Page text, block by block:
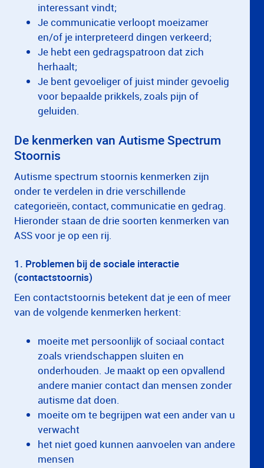
interessant vindt;
Je communicatie verloopt moeizamer
en/of je interpreteerd dingen verkeerd;
Je hebt een gedragspatroon dat zich
herhaalt;
Je bent gevoeliger of juist minder gevoelig
voor bepaalde prikkels, zoals pijn of
geluiden.
De kenmerken van Autisme Spectrum
Stoornis
Autisme spectrum stoornis kenmerken zijn
onder te verdelen in drie verschillende
categorieën, contact, communicatie en gedrag.
Hieronder staan de drie soorten kenmerken van
ASS voor je op een rij.
1. Problemen bij de sociale interactie
(contactstoornis)
Een contactstoornis betekent dat je een of meer
van de volgende kenmerken herkent:
moeite met persoonlijk of sociaal contact
zoals vriendschappen sluiten en
onderhouden. Je maakt op een opvallend
andere manier contact dan mensen zonder
autisme dat doen.
moeite om te begrijpen wat een ander van u
verwacht
het niet goed kunnen aanvoelen van andere
mensen